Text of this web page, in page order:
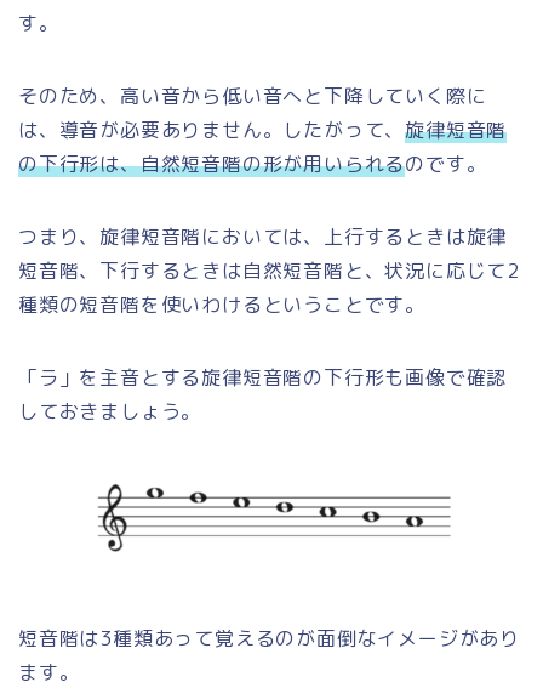
す。
そのため、高い音から低い音へと下降していく際に
は、導音が必要ありません。したがって、旋律短音階
の下行形は、自然短音階の形が用いられるのです。
つまり、旋律短音階においては、上行するときは旋律
短音階、下行するときは自然短音階と、状況に応じて2
種類の短音階を使いわけるということです。
「ラ」を主音とする旋律短音階の下行形も画像で確認
しておきましょう。
短音階は3種類あって覚えるのが面倒なイメージがあり
ます。